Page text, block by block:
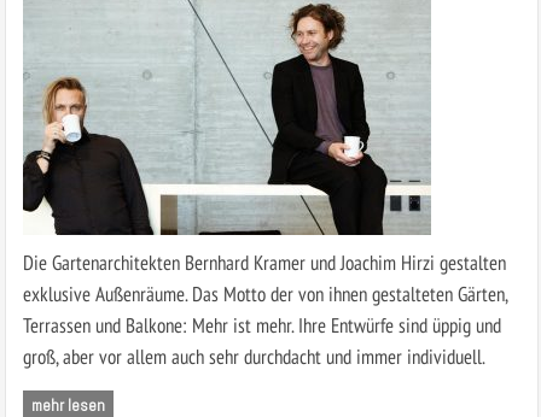
Die Gartenarchitekten Bernhard Kramer und Joachim Hirzi gestalten
exklusive Außenräume. Das Motto der von ihnen gestalteten Gärten,
Terrassen und Balkone: Mehr ist mehr. Ihre Entwürfe sind üppig und
groß, aber vor allem auch sehr durchdacht und immer individuell.
mehr lesen